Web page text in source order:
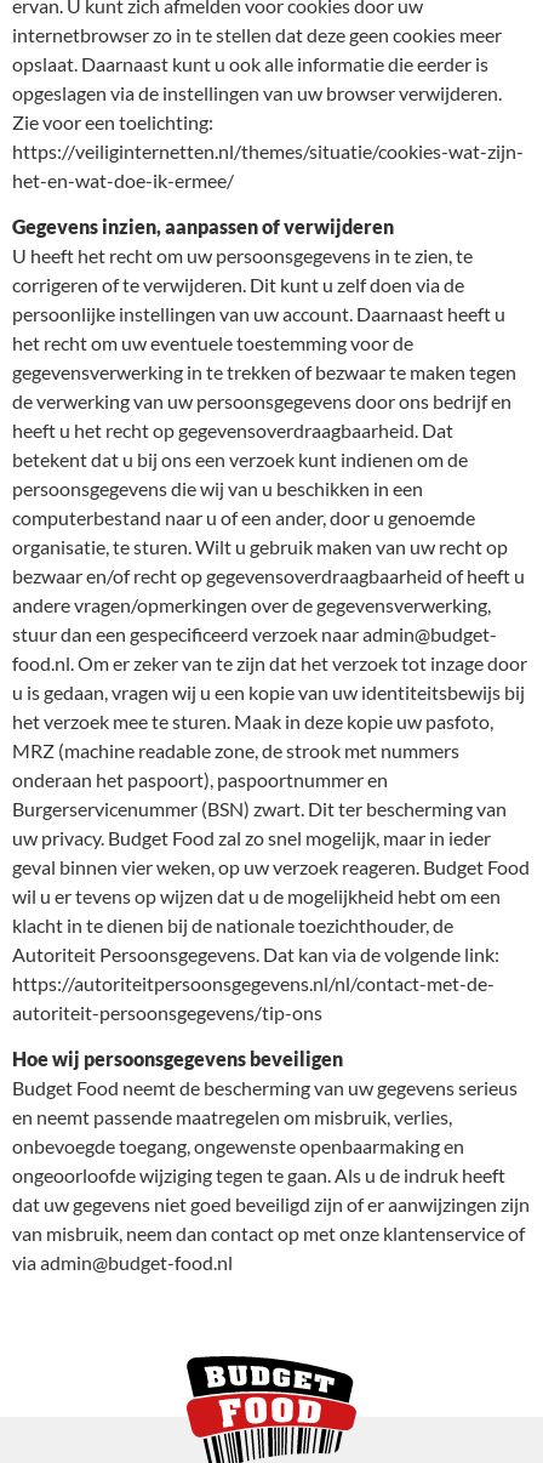
ervan. U kunt zich afmelden voor cookies door uw
internetbrowser zo in te stellen dat deze geen cookies meer
opslaat. Daarnaast kunt u ook alle informatie die eerder is
opgeslagen via de instellingen van uw browser verwijderen.
Zie voor een toelichting:
https://veiliginternetten.nl/themes/situatie/cookies-wat-zijn-
het-en-wat-doe-ik-ermee/
Gegevens inzien, aanpassen of verwijderen
U heeft het recht om uw persoonsgegevens in te zien, te
corrigeren of te verwijderen. Dit kunt u zelf doen via de
persoonlijke instellingen van uw account. Daarnaast heeft u
het recht om uw eventuele toestemming voor de
gegevensverwerking in te trekken of bezwaar te maken tegen
de verwerking van uw persoonsgegevens door ons bedrijf en
heeft u het recht op gegevensoverdraagbaarheid. Dat
betekent dat u bij ons een verzoek kunt indienen om de
persoonsgegevens die wij van u beschikken in een
computerbestand naar u of een ander, door u genoemde
organisatie, te sturen. Wilt u gebruik maken van uw recht op
bezwaar en/of recht op gegevensoverdraagbaarheid of heeft u
andere vragen/opmerkingen over de gegevensverwerking,
stuur dan een gespecificeerd verzoek naar admin@budget-
food.nl. Om er zeker van te zijn dat het verzoek tot inzage door
u is gedaan, vragen wij u een kopie van uw identiteitsbewijs bij
het verzoek mee te sturen. Maak in deze kopie uw pasfoto,
MRZ (machine readable zone, de strook met nummers
onderaan het paspoort), paspoortnummer en
Burgerservicenummer (BSN) zwart. Dit ter bescherming van
uw privacy. Budget Food zal zo snel mogelijk, maar in ieder
geval binnen vier weken, op uw verzoek reageren. Budget Food
wil u er tevens op wijzen dat u de mogelijkheid hebt om een
klacht in te dienen bij de nationale toezichthouder, de
Autoriteit Persoonsgegevens. Dat kan via de volgende link:
https://autoriteitpersoonsgegevens.nl/nl/contact-met-de-
autoriteit-persoonsgegevens/tip-ons
Hoe wij persoonsgegevens beveiligen
Budget Food neemt de bescherming van uw gegevens serieus
en neemt passende maatregelen om misbruik, verlies,
onbevoegde toegang, ongewenste openbaarmaking en
ongeoorloofde wijziging tegen te gaan. Als u de indruk heeft
dat uw gegevens niet goed beveiligd zijn of er aanwijzingen zijn
van misbruik, neem dan contact op met onze klantenservice of
via admin@budget-food.nl